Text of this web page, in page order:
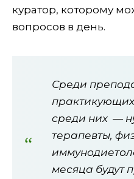
куратор, которому
вопросов в день.
Среди
среди них —
терапевты,
месяца будут